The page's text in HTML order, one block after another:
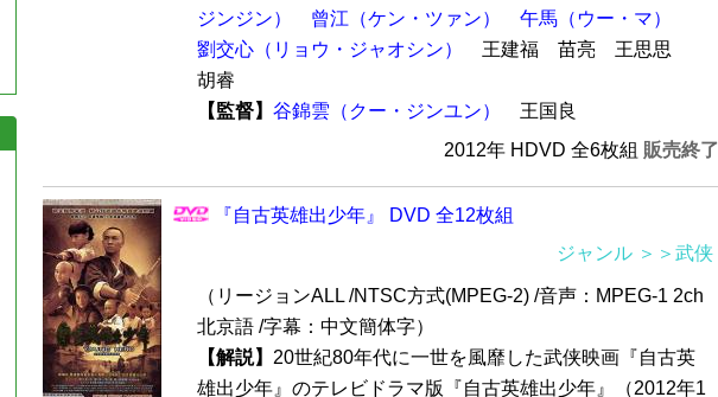
ジンジン）
曾江（ケン・ツァン）
午馬（ウー・マ）
劉交心（リョウ・ジャオシン）
王建福 苗亮 王思思
胡睿
【監督】 谷錦雲（クー・ジンユン）
王国良
2012年 HDVD 全6枚組 販売終了
『自古英雄出少年』 DVD 全12枚組
ジャンル ＞＞武侠
（リージョンALL /NTSC方式(MPEG-2) /音声：MPEG-1 2ch
北京語 /字幕：中文簡体字）
【解説】 20世紀80年代に一世を風靡した武侠映画『自古英
雄出少年』のテレビドラマ版『自古英雄出少年』（2012年1